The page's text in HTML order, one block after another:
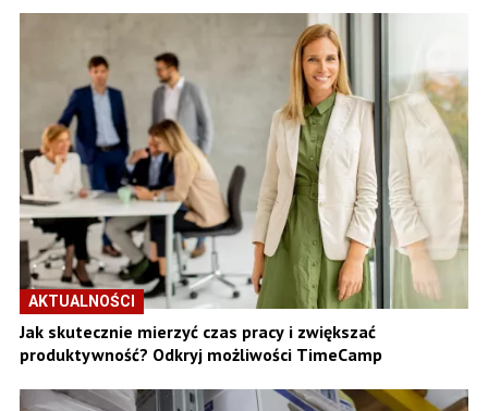
AKTUALNOŚCI
Jak skutecznie mierzyć czas pracy i zwiększać
produktywność? Odkryj możliwości TimeCamp